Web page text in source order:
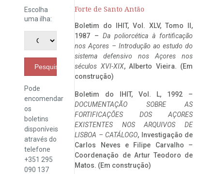
Escolha
uma ilha:
Pesquisar
Pode
encomendar
os
boletins
disponíveis
através do
telefone
+351 295
090 137
Forte de Santo Antão
Boletim do IHIT, Vol. XLV, Tomo II,
1987 – Da poliorcética à fortificação
nos Açores – Introdução ao estudo do
sistema defensivo nos Açores nos
séculos XVI-XIX, Alberto Vieira. (Em
construção)
Boletim do IHIT, Vol. L, 1992 –
DOCUMENTAÇÃO SOBRE AS
FORTIFICAÇÕES DOS AÇORES
EXISTENTES NOS ARQUIVOS DE
LISBOA – CATÁLOGO, Investigação de
Carlos Neves e Filipe Carvalho –
Coordenação de Artur Teodoro de
Matos. (Em construção)